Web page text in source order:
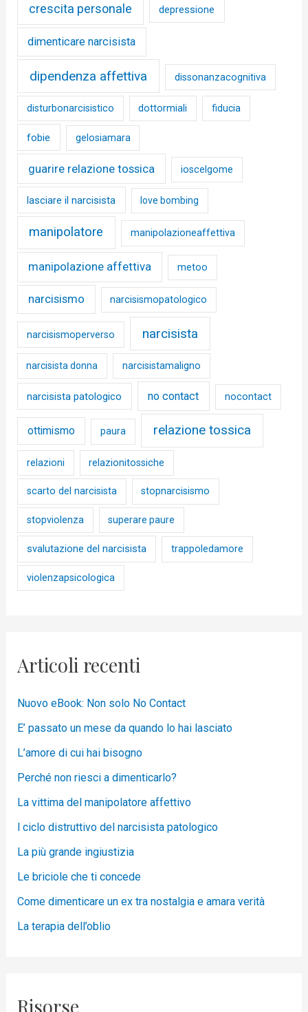
crescita personale depressione
dimenticare narcisista
dipendenza affettiva dissonanzacognitiva
disturbonarcisistico dottormiali fiducia
fobie gelosiamara
guarire relazione tossica ioscelgome
lasciare il narcisista love bombing
manipolatore manipolazioneaffettiva
manipolazione affettiva metoo
narcisismo narcisismopatologico
narcisismoperverso narcisista
narcisista donna narcisistamaligno
narcisista patologico no contact nocontact
ottimismo paura relazione tossica
relazioni relazionitossiche
scarto del narcisista stopnarcisismo
stopviolenza superare paure
svalutazione del narcisista trappoledamore
violenzapsicologica
Articoli recenti
Nuovo eBook: Non solo No Contact
E’ passato un mese da quando lo hai lasciato
L’amore di cui hai bisogno
Perché non riesci a dimenticarlo?
La vittima del manipolatore affettivo
l ciclo distruttivo del narcisista patologico
La più grande ingiustizia
Le briciole che ti concede
Come dimenticare un ex tra nostalgia e amara verità
La terapia dell’oblio
Risorse